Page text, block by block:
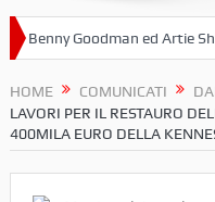
Goodman ed Artie Shaw
HOME COMUNICATI
LAVORI PER IL RESTAURO
400MILA EURO DELLA